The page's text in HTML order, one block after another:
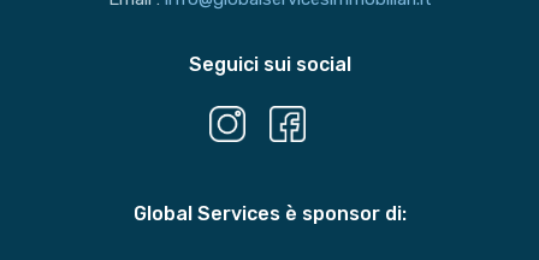
Seguici sui social
Global Services è sponsor di: